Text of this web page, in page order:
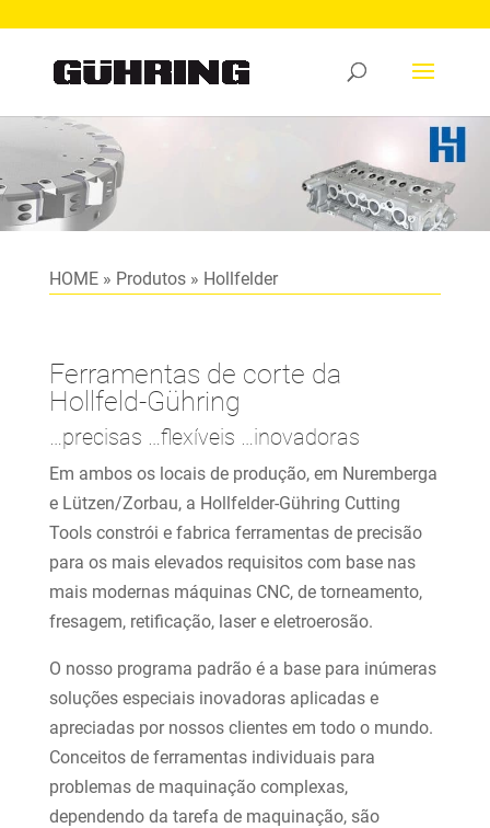
HOME» Produtos» Hollfelder
Ferramentas de corte da
Hollfeld-Gühring
…precisas …flexíveis …inovadoras
Em ambos os locais de produção, em Nuremberga
e Lützen/Zorbau, a Hollfelder-Gühring Cutting
Tools constrói e fabrica ferramentas de precisão
para os mais elevados requisitos com base nas
mais modernas máquinas CNC, de torneamento,
fresagem, retificação, laser e eletroerosão.
O nosso programa padrão é a base para inúmeras
soluções especiais inovadoras aplicadas e
apreciadas por nossos clientes em todo o mundo.
Conceitos de ferramentas individuais para
problemas de maquinação complexas,
dependendo da tarefa de maquinação, são